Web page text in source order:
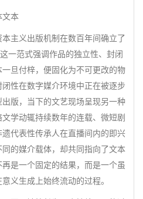
本
义出版机制在数百年间确立了
一范式强调作品的独立性、封闭
旦付梓，便固化为不可更改的物
性在数字媒介环境中正在被逐步
版，当下的文艺现场呈现另一种
学动辄持续数年的连载、微短剧
代表性传承人在直播间内的即兴
的媒介载体，却共同指向了文本
是一个固定的结果，而是一个虽
义生成上始终流动的过程。